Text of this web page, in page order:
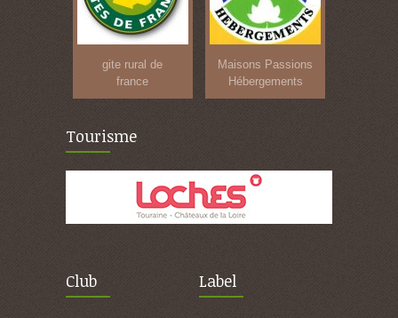
gite rural de
france
Maisons Passions
Hébergements
Tourisme
Club Label